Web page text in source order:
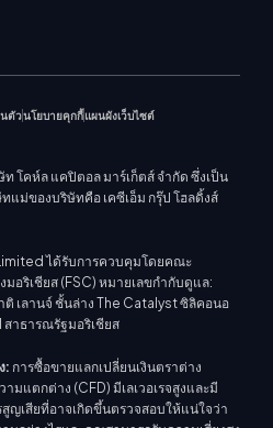
ตัวนโยบายคุกกี้ แผนผังเว็บไซต์
โคห์ล แคปิตอล มาร์เก็ตส์ จำกัด ซึ่งเป็น
แม่ของบริษัทคือ เคซีเอ็ม กรุ๊ป โฮลดิ้งส์
ได้รับการควบคุมโดยคณะ
มอริเชียส (FSC) หมายเลขกำกับดูแล:
ติ เลานจ์ ชั้นล่าง The Catalyst ซิลิคอนอ
สาธารณรัฐมอริเชียส
: การซื้อขายแลกเปลี่ยนเงินตราต่าง
มแตกต่าง (CFD) มีเลเวอเรจสูงและมี
ญเสียที่อาจเกิดขึ้นตรวจสอบให้แน่ใจว่า